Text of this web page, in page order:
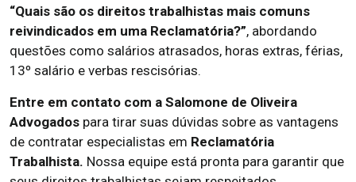
“Quais são os direitos trabalhistas mais comuns
reivindicados em uma Reclamatória?”, abordando
questões como salários atrasados, horas extras, férias,
13º salário e verbas rescisórias.
Entre em contato com a Salomone de Oliveira
Advogados para tirar suas dúvidas sobre as vantagens
de contratar especialistas em Reclamatória
Trabalhista. Nossa equipe está pronta para garantir que